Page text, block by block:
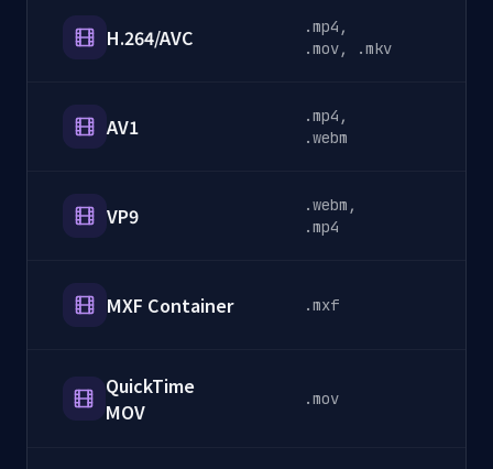
H.264/AVC
.mp4,
.mov, .mkv
AV1
.mp4,
.webm
VP9
.webm,
.mp4
MXF Container .mxf
QuickTime
MOV
.mov